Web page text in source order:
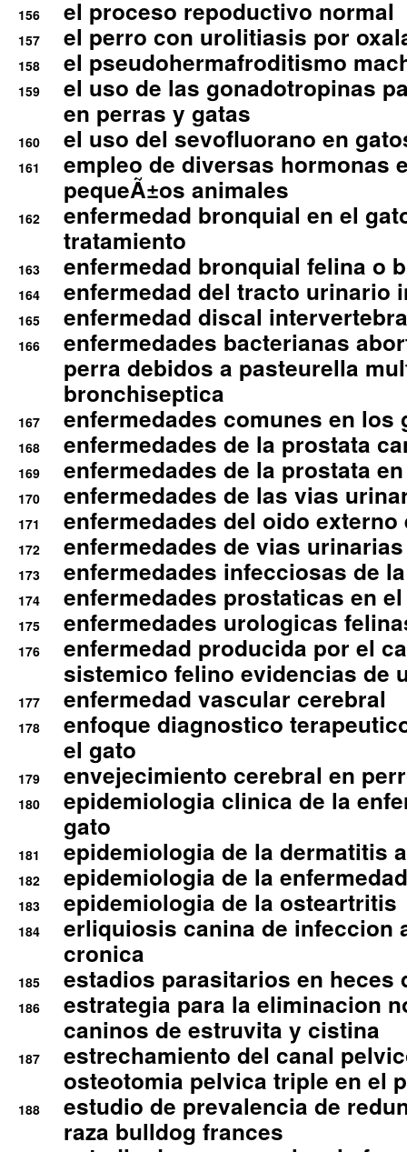
156 el proceso repoductivo normal
157 el perro con urolitiasis por
158 el pseudohermafroditismo
159
el uso de las gonadotropinas
en perras y gatas
160 el uso del sevofluorano en
161
empleo de diversas hormonas
pequeÃ±os animales
162
enfermedad bronquial en el
tratamiento
163 enfermedad bronquial felina o
164 enfermedad del tracto urinario
165 enfermedad discal
166
enfermedades bacterianas
perra debidos a pasteurella
bronchiseptica
167 enfermedades comunes en los
168 enfermedades de la prostata
169 enfermedades de la prostata
170 enfermedades de las vias
171 enfermedades del oido
172 enfermedades de vias
173 enfermedades infecciosas de
174 enfermedades prostaticas en
175 enfermedades urologicas
176
enfermedad producida por el
sistemico felino evidencias de
177 enfermedad vascular cerebral
178
enfoque diagnostico
el gato
179 envejecimiento cerebral en
180
epidemiologia clinica de la
gato
181 epidemiologia de la dermatitis
182 epidemiologia de la
183 epidemiologia de la osteartritis
184
erliquiosis canina de infeccion
cronica
185 estadios parasitarios en heces
186
estrategia para la eliminacion
caninos de estruvita y cistina
187
estrechamiento del canal
osteotomia pelvica triple en el
188
estudio de prevalencia de
raza bulldog frances